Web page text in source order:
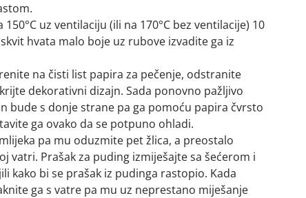
uz ventilaciju (ili na 170°C bez ventilacije) 10
hvata malo boje uz rubove izvadite ga iz
na čisti list papira za pečenje, odstranite
dekorativni dizajn. Sada ponovno pažljivo
bude s donje strane pa ga pomoću papira čvrsto
ga ovako da se potpuno ohladi.
pa mu oduzmite pet žlica, a preostalo
vatri. Prašak za puding izmiješajte sa šećerom i
kako bi se prašak iz pudinga rastopio. Kada
ga s vatre pa mu uz neprestano miješanje